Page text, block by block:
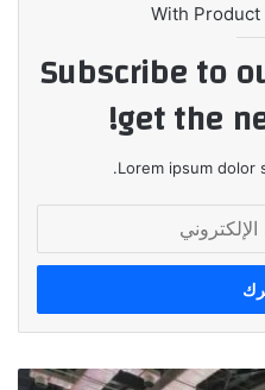
With Product
Subscribe to
get the
Lorem ipsum dolor